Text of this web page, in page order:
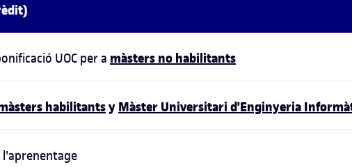
UOC per a màsters no habilitants
habilitantsyMàster Universitari d'Enginyeria
l'aprenentage